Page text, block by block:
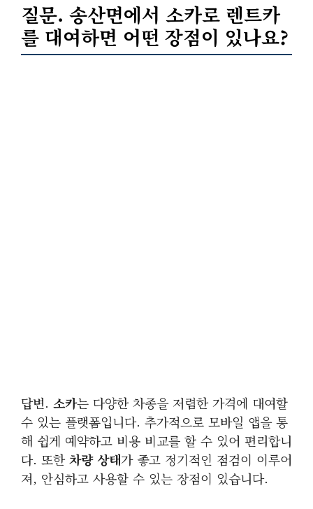
질문. 송산면에서 소카로 렌트카
를 대여하면 어떤 장점이 있나요?
답변. 소카는 다양한 차종을 저렴한 가격에 대여할
수 있는 플랫폼입니다. 추가적으로 모바일 앱을 통
해 쉽게 예약하고 비용 비교를 할 수 있어 편리합니
다. 또한차량 상태가 좋고 정기적인 점검이 이루어
져, 안심하고 사용할 수 있는 장점이 있습니다.